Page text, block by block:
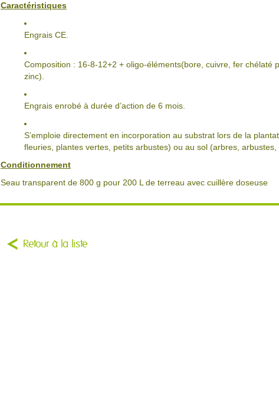
Caractéristiques
Engrais CE.
Composition : 16-8-12+2 + oligo-éléments(bore, cuivre, fer chélaté
zinc).
Engrais enrobé à durée d’action de 6 mois.
S’emploie directement en incorporation au substrat lors de la
fleuries, plantes vertes, petits arbustes) ou au sol (arbres, arbustes,
Conditionnement
Seau transparent de 800 g pour 200 L de terreau avec cuillère doseuse
Retour à la liste